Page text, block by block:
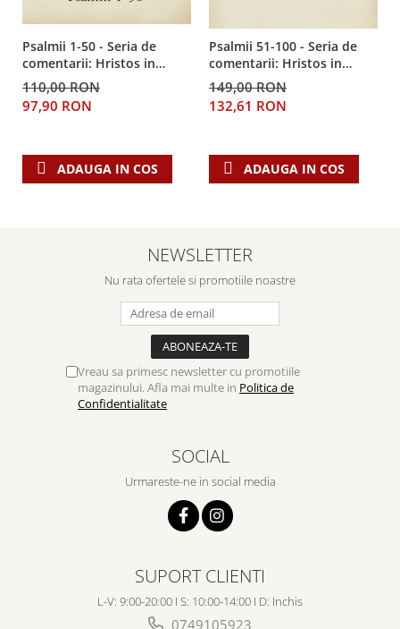
Psalmii 1-50 - Seria de
comentarii: Hristos in
centru
110,00 RON
97,90 RON
ADAUGA IN COS
Psalmii 51-100 - Seria de
comentarii: Hristos in
centru
149,00 RON
132,61 RON
ADAUGA IN COS
NEWSLETTER
Nu rata ofertele si promotiile noastre
Vreau sa primesc newsletter cu promotiile
magazinului. Afla mai multe in Politica de
Confidentialitate
SOCIAL
Urmareste-ne in social media
SUPORT CLIENTI
L-V: 9:00-20:00 I S: 10:00-14:00 I D: Inchis
0749105923